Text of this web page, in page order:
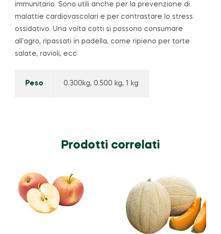
immunitario. Sono utili anche per la prevenzione di
malattie cardiovascolari e per contrastare lo stress
ossidativo. Una volta cotti si possono consumare
all’agro, ripassati in padella, come ripieno per torte
salate, ravioli, ecc.
Peso 0.300kg, 0.500 kg, 1 kg
Prodotti correlati